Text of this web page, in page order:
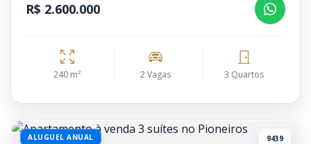
R$ 2.600.000
240 m² 2 Vagas 3 Quartos
ALUGUEL ANUAL 9439